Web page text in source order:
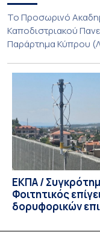
Το Προσωρινό
Καποδιστριακού
Παράρτημα Κύπρου
παράταση της
ενδιαφέροντος για
Τμημάτων του
για το ακαδημαϊκό
Αυγούστου 2026. […]
ΕΚΠΑ /
Φοιτητικός
δορυφορικών